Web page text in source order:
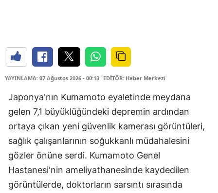
YAYINLAMA: 07 Ağustos 2026 - 00:13 EDİTÖR: Haber Merkezi
Japonya'nın Kumamoto eyaletinde meydana
gelen 7,1 büyüklüğündeki depremin ardından
ortaya çıkan yeni güvenlik kamerası görüntüleri,
sağlık çalışanlarının soğukkanlı müdahalesini
gözler önüne serdi. Kumamoto Genel
Hastanesi'nin ameliyathanesinde kaydedilen
görüntülerde, doktorların sarsıntı sırasında